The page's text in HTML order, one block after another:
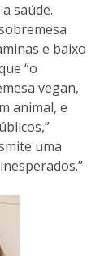
saúde.
e baixo
“o
vegan,
animal, e
uma